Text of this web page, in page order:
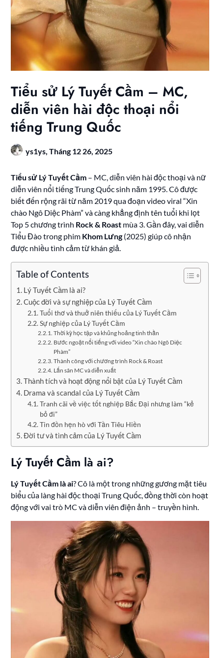
Tiểu sử Lý Tuyết Cầm – MC,
diễn viên hài độc thoại nổi
tiếng Trung Quốc
ys1ys,Tháng 12 26, 2025
Tiểu sử Lý Tuyết Cầm – MC, diễn viên hài độc thoại và nữ
diễn viên nổi tiếng Trung Quốc sinh năm 1995. Cô được
biết đến rộng rãi từ năm 2019 qua đoạn video viral “Xin
chào Ngô Diệc Phàm” và càng khẳng định tên tuổi khi lọt
Top 5 chương trình Rock & Roast mùa 3. Gần đây, vai diễn
Tiểu Đào trong phim Khom Lưng (2025) giúp cô nhận
được nhiều tình cảm từ khán giả.
Table of Contents
Lý Tuyết Cầm là ai?
Cuộc đời và sự nghiệp của Lý Tuyết Cầm
Tuổi thơ và thuở niên thiếu của Lý Tuyết Cầm
Sự nghiệp của Lý Tuyết Cầm
Thời kỳ học tập và khủng hoảng tinh thần
Bước ngoặt nổi tiếng với video “Xin chào Ngô Diệc
Phàm”
Thành công với chương trình Rock & Roast
Lấn sân MC và diễn xuất
Thành tích và hoạt động nổi bật của Lý Tuyết Cầm
Drama và scandal của Lý Tuyết Cầm
Tranh cãi về việc tốt nghiệp Bắc Đại nhưng làm “kẻ
bỏ đi”
Tin đồn hẹn hò với Tần Tiêu Hiền
Đời tư và tình cảm của Lý Tuyết Cầm
Lý Tuyết Cầm là ai?
Lý Tuyết Cầm là ai? Cô là một trong những gương mặt tiêu
biểu của làng hài độc thoại Trung Quốc, đồng thời còn hoạt
động với vai trò MC và diễn viên điện ảnh – truyền hình.